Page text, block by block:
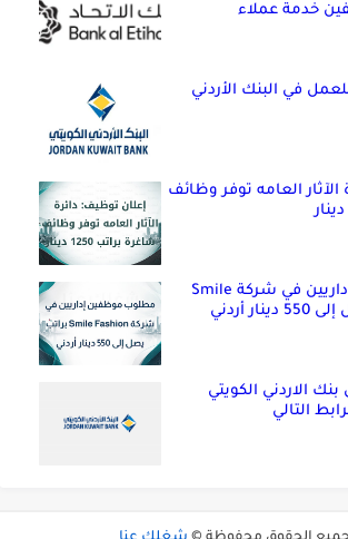
خدمة عملاء
في البنك الأردني
العامه توفر وظائف
مطلوب موظفين إداريين في شركة Smile
الاردني الكويتي
التالي